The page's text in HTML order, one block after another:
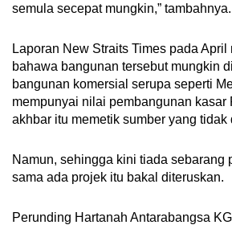
semula secepat mungkin,” tambahnya.
Laporan New Straits Times pada April
bahawa bangunan tersebut mungkin
bangunan komersial serupa seperti
mempunyai nilai pembangunan kasar
akhbar itu memetik sumber yang tidak
Namun, sehingga kini tiada sebarang
sama ada projek itu bakal diteruskan.
Perunding Hartanah Antarabangsa